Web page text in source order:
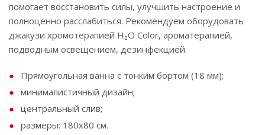
помогает восстановить силы, улучшить настроение и
полноценно расслабиться. Рекомендуем‌ ‌оборудовать‌
‌джакузи‌ ‌хромотерапией‌ ‌‌H₂O‌‌ ‌‌Color,‌‌ ‌‌ароматерапией,‌‌
‌‌подводным‌ ‌‌освещением,‌ ‌дезинфекцией.‌ ‌
Прямоугольная ванна с тонким бортом (18 мм);
минималистичный дизайн;
центральный слив;
размеры: 180х80 см.